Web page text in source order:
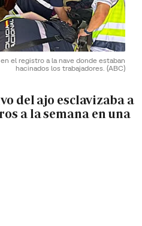
el registro a la nave donde estaban
hacinados los trabajadores. (ABC)
del ajo esclavizaba a
a la semana en una